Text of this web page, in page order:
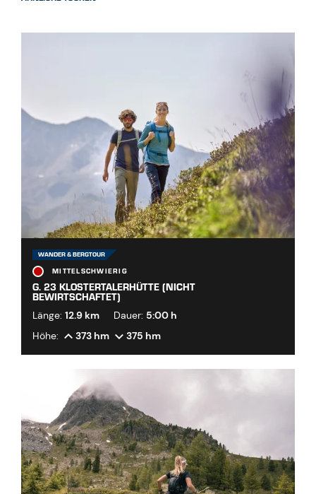
WANDER & BERGTOUR
MITTELSCHWIERIG
G. 23 KLOSTERTALERHÜTTE (NICHT
BEWIRTSCHAFTET)
Länge: 12.9 km Dauer: 5:00 h
Höhe:
373 hm 375 hm